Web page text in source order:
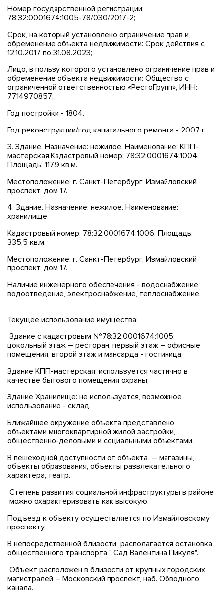
Номер государственной регистрации:
78:32:0001674:1005-78/030/2017-2;
Срок, на который установлено ограничение прав и
обременение объекта недвижимости: Срок действия с
12.10.2017 по 31.08.2023;
Лицо, в пользу которого установлено ограничение прав и
обременение объекта недвижимости: Общество с
ограниченной ответственностью «РестоГрупп», ИНН:
7714970857;
Год постройки - 1804.
Год реконструкции/год капитального ремонта - 2007 г.
3. Здание. Назначение: нежилое. Наименование: КПП-
мастерская.Кадастровый номер: 78:32:0001674:1004.
Площадь: 117,9 кв.м.
Местоположение: г. Санкт-Петербург, Измайловский
проспект, дом 17.
4. Здание. Назначение: нежилое. Наименование:
хранилище.
Кадастровый номер: 78:32:0001674:1006. Площадь:
335,5 кв.м.
Местоположение: г. Санкт-Петербург, Измайловский
проспект, дом 17.
Наличие инженерного обеспечения - водоснабжение,
водоотведение, электроснабжение, теплоснабжение.
Текущее использование имущества:
Здание с кадастровым №78:32:0001674:1005:
цокольный этаж – ресторан, первый этаж – офисные
помещения, второй этаж и мансарда - гостиница;
Здание КПП-мастерская: используется частично в
качестве бытового помещения охраны;
Здание Хранилище: не используется, возможное
использование - склад.
Ближайшее окружение объекта представлено
объектами многоквартирной жилой застройки,
общественно-деловыми и социальными объектами.
В пешеходной доступности от объекта – магазины,
объекты образования, объекты развлекательного
характера, театр.
Степень развития социальной инфраструктуры в районе
можно охарактеризовать как высокую.
Подъезд к объекту осуществляется по Измайловскому
проспекту.
В непосредственной близости располагается остановка
общественного транспорта " Сад Валентина Пикуля".
Объект расположен в близости от крупных городских
магистралей – Московский проспект, наб. Обводного
канала.